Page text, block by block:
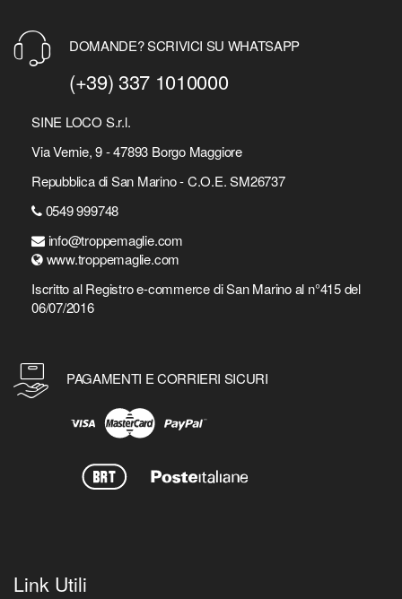
DOMANDE? SCRIVICI SU WHATSAPP
(+39) 337 1010000
SINE LOCO S.r.l.
Via Vernie, 9 - 47893 Borgo Maggiore
Repubblica di San Marino - C.O.E. SM26737
0549 999748
info@troppemaglie.com
www.troppemaglie.com
Iscritto al Registro e-commerce di San Marino al n°415 del
06/07/2016
PAGAMENTI E CORRIERI SICURI
Link Utili